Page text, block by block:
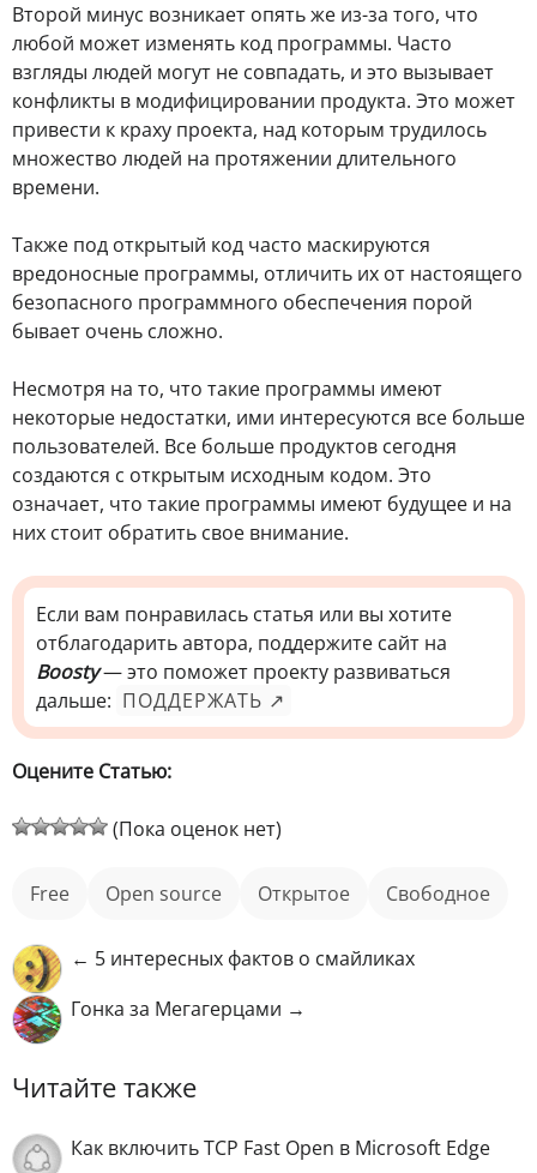
Второй минус возникает опять же из-за того, что
любой может изменять код программы. Часто
взгляды людей могут не совпадать, и это вызывает
конфликты в модифицировании продукта. Это может
привести к краху проекта, над которым трудилось
множество людей на протяжении длительного
времени.
Также под открытый код часто маскируются
вредоносные программы, отличить их от настоящего
безопасного программного обеспечения порой
бывает очень сложно.
Несмотря на то, что такие программы имеют
некоторые недостатки, ими интересуются все больше
пользователей. Все больше продуктов сегодня
создаются с открытым исходным кодом. Это
означает, что такие программы имеют будущее и на
них стоит обратить свое внимание.
Если вам понравилась статья или вы хотите
отблагодарить автора, поддержите сайт на
Boosty— это поможет проекту развиваться
дальше: ПОДДЕРЖАТЬ ↗
Оцените Статью:
(Пока оценок нет)
free open source открытое свободное
← 5 интересных фактов о смайликах
Гонка за Мегагерцами →
Читайте также
Как включить TCP Fast Open в Microsoft Edge